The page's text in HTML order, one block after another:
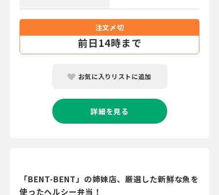
注文〆切
前日14時まで
お気に入りリストに追加
詳細を見る
「BENT-BENT」の姉妹店、厳選した新鮮な魚を
使ったヘルシー弁当！